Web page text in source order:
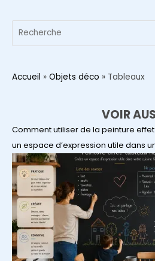
votre
coin
Accueil » Objets déco » Tableaux
VOIR
Comment utiliser de la peinture
un espace d’expression utile dans